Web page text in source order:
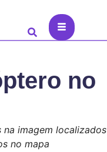
no
imagem localizados
no mapa